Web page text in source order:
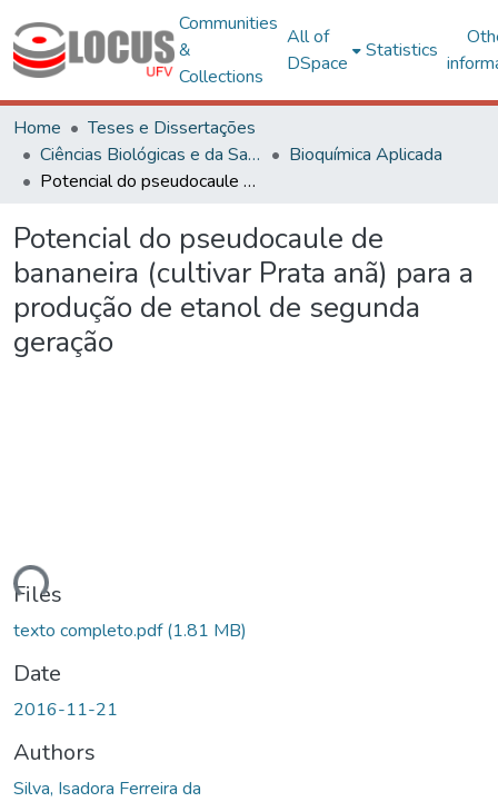
Communities
&
Collections
All of
DSpace
Statistics
Home
Teses e Dissertações
Ciências Biológicas e da Saúde
Bioquímica Aplicada
Potencial do pseudocaule de bananeira (cultivar Prata anã) para a produção de etanol de segunda geração
Potencial do pseudocaule de
bananeira (cultivar Prata anã) para a
produção de etanol de segunda
geração
Files
texto completo.pdf(1.81 MB)
Date
2016-11-21
Authors
Silva, Isadora Ferreira da